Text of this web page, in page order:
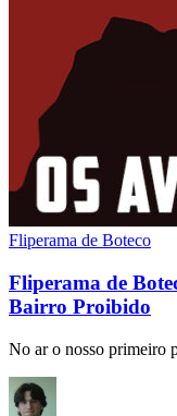
Fliperama de Boteco
Fliperama de
Bairro Proibido
No ar o nosso primeiro